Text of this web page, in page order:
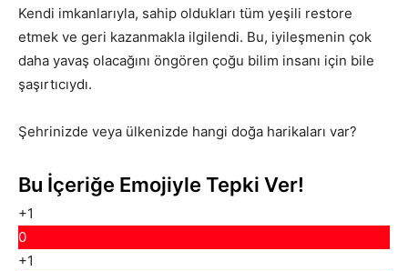
Kendi imkanlarıyla, sahip oldukları tüm yeşili restore
etmek ve geri kazanmakla ilgilendi. Bu, iyileşmenin çok
daha yavaş olacağını öngören çoğu bilim insanı için bile
şaşırtıcıydı.
Şehrinizde veya ülkenizde hangi doğa harikaları var?
Bu İçeriğe Emojiyle Tepki Ver!
+1
0
+1